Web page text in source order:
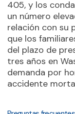
405, y los
un número
relación con su
que los
del plazo de
tres años en
demanda por
accidente